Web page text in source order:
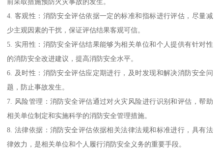
4. 客观性：消防安全评估依据一定的标准和指标进行评估，尽量减
少主观因素的干扰，保证评估结果客观可信。
5. 实用性：消防安全评估结果能够为相关单位和个人提供有针对性
的消防安全改进建议，提高消防安全水平。
6. 及时性：消防安全评估应定期进行，及时发现和解决消防安全问
题，防止事故发生。
7. 风险管理：消防安全评估通过对火灾风险进行识别和评估，帮助
相关单位制定和实施科学的消防安全管理措施。
8. 法律依据：消防安全评估依据相关法律法规和标准进行，具有法
律效力，是相关单位和个人履行消防安全义务的重要手段。